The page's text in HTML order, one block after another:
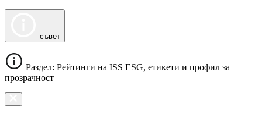
съвет
Раздел: Рейтинги на ISS ESG, етикети и профил за
прозрачност